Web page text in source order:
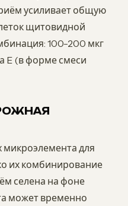
усиливает общую
щитовидной
100-200 мкг
E (в форме смеси
для
их комбинирование
селена на фоне
может временно